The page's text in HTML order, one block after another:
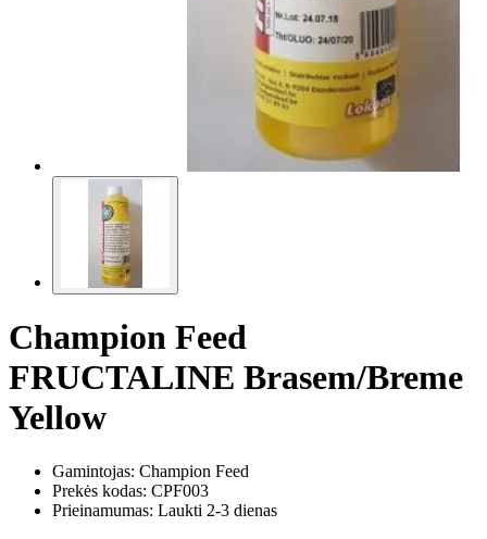
Champion Feed
FRUCTALINE Brasem/Breme
Yellow
Gamintojas: Champion Feed
Prekės kodas: CPF003
Prieinamumas: Laukti 2-3 dienas